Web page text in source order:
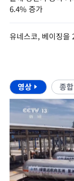
6.4% 증가
유네스코, 베이징을
영상 종합